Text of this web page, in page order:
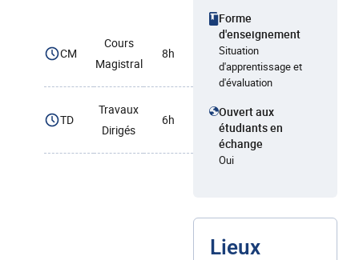
CM
Cours
Magistral
8h
TD
Travaux
Dirigés
6h
Forme
d'enseignement
Situation
d'apprentissage et
d'évaluation
Ouvert aux
étudiants en
échange
Oui
Lieux